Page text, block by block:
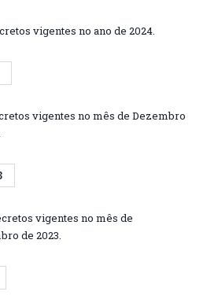
vigentes no ano de 2024.
vigentes no mês de Dezembro
vigentes no mês de
de 2023.